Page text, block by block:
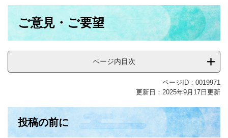
ご意見・ご要望
ページ内目次
ページID：0019971
更新日：2025年9月17日更新
投稿の前に